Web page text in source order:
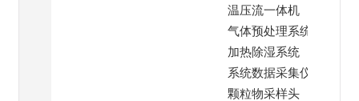
温压流一体机
气体预处理系统
加热除湿系统
系统数据采集仪
颗粒物采样头